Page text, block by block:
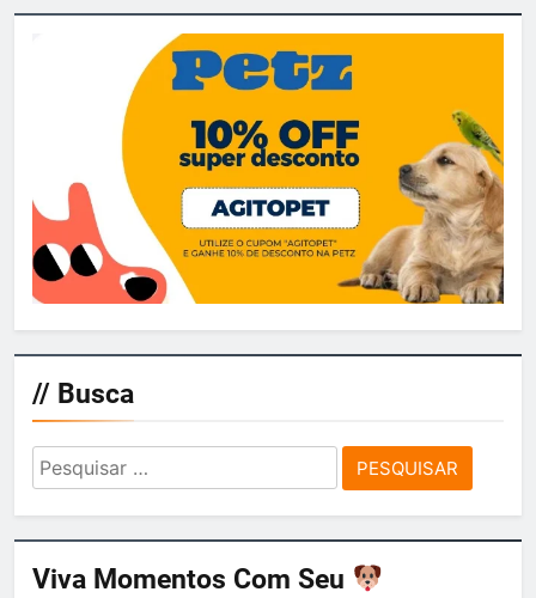
// Busca
Pesquisar
por:
Viva Momentos Com Seu